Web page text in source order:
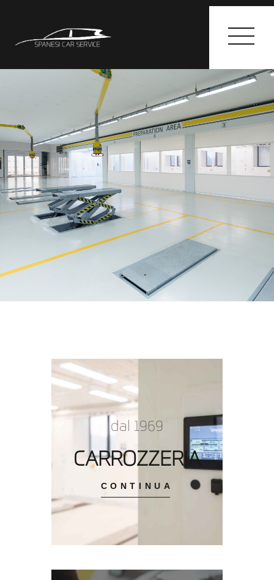
I SERVIZI
GALLERY
CONTATTI
dal 1969
CARROZZERIA
CONTINUA